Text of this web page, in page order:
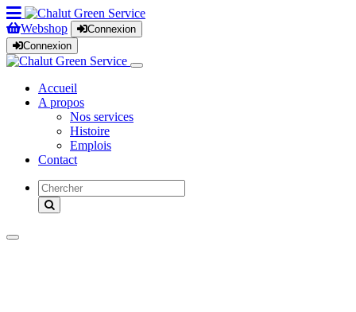
Webshop
Connexion
Connexion
Accueil
A propos
Nos services
Histoire
Emplois
Contact